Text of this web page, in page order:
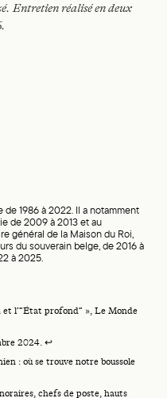
1986 à 2022. Il a notamment
de 2009 à 2013 et au
général de la Maison du Roi,
du souverain belge, de 2016 à
à 2025.
Entretien réalisé en deux
l’“État profond” », Le Monde
2024. ↩
: où se trouve notre boussole
chefs de poste, hauts